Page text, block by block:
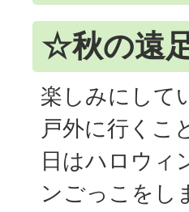
☆秋の遠
楽しみにして
戸外に行くこ
日はハロウィ
ンごっこをし